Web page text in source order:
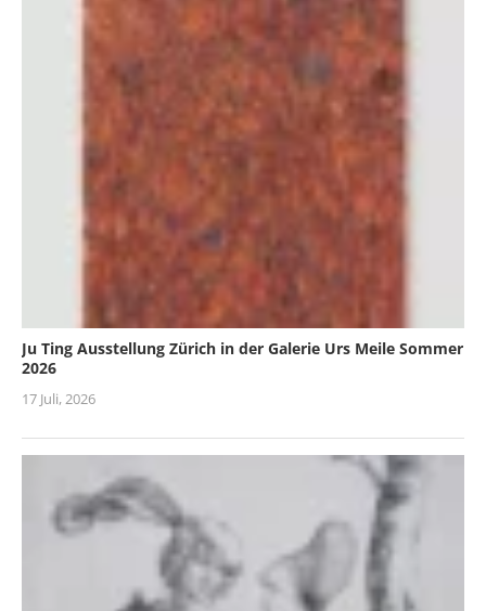
Ju Ting Ausstellung Zürich in der Galerie Urs Meile Sommer
2026
17 Juli, 2026